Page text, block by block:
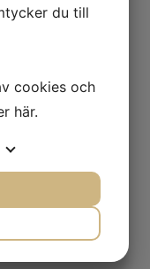
animaliska
naturen.
du till
cookies och
här.